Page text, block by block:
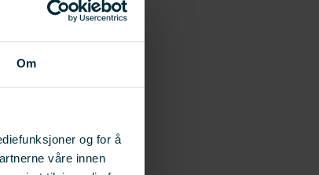
Om
og for å
våre innen